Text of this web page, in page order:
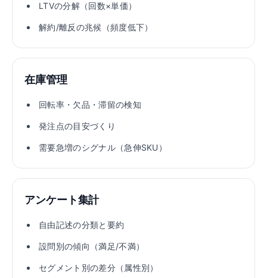
LTVの分解（回数×単価）
解約/離反の兆候（頻度低下）
在庫管理
回転率・欠品・滞留の検知
発注点の目安づくり
需要急増のシグナル（急伸SKU）
アンケート集計
自由記述の分類と要約
設問別の傾向（満足/不満）
セグメント別の差分（属性別）